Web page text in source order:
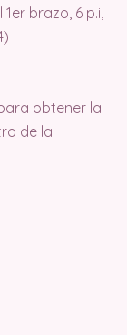
1er brazo, 6 p.i,
obtener la
de la